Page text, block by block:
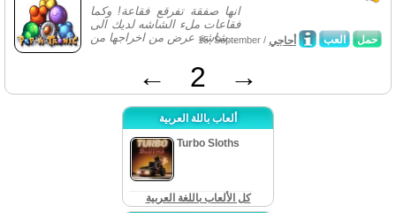
انها صفقة تفرقع فقاعة! وكما
فقاعات ملء الشاشه لديك الى
شاشة عرض من اخراجها من...
حمل العب 15, September / أحاجي
← 2 →
ألعاب باللة العربية
Turbo Sloths
كل الألعاب باللغة العربية